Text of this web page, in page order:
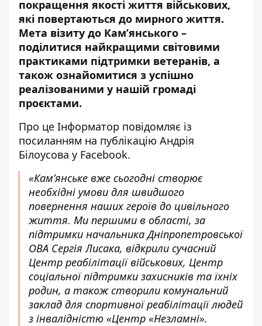
покращення якості життя військових,
які повертаються до мирного життя.
Мета візиту до Кам’янського –
поділитися найкращими світовими
практиками підтримки ветеранів, а
також ознайомитися з успішно
реалізованими у нашій громаді
проєктами.
Про це Інформатор повідомляє із
посиланням на публікацію Андрія
Білоусова у Facebook.
«Кам’янське вже сьогодні створює
необхідні умови для швидшого
повернення наших героїв до цивільного
життя. Ми першими в області, за
підтримки начальника Дніпропетровської
ОВА Сергія Лисака, відкрили сучасний
Центр реабілітації військових, Центр
соціальної підтримки захисників та їхніх
родин, а також створили комунальний
заклад для спортивної реабілітації людей
з інвалідністю «Центр «Незламні».